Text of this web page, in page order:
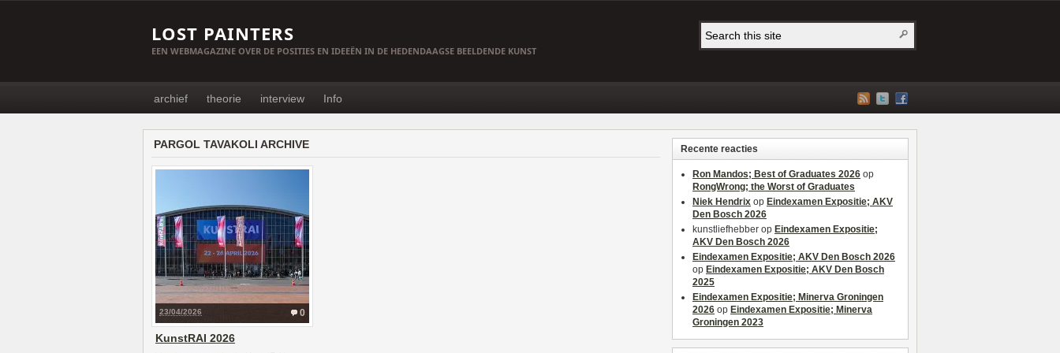
LOST PAINTERS
EEN WEBMAGAZINE OVER DE POSITIES EN IDEEËN IN DE HEDENDAAGSE BEELDENDE KUNST
archief theorie interview Info
PARGOL TAVAKOLI ARCHIVE
0
23/04/2026
KunstRAI 2026
Recente reacties
Ron Mandos; Best of Graduates 2026 op
RongWrong; the Worst of Graduates
Niek Hendrix op Eindexamen Expositie; AKV
Den Bosch 2026
kunstliefhebber op Eindexamen Expositie;
AKV Den Bosch 2026
Eindexamen Expositie; AKV Den Bosch 2026
op Eindexamen Expositie; AKV Den Bosch
2025
Eindexamen Expositie; Minerva Groningen
2026 op Eindexamen Expositie; Minerva
Groningen 2023